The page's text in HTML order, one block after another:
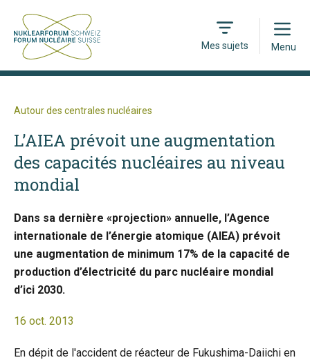
Mes sujets
Open
Menu
Autour des centrales nucléaires
L’AIEA prévoit une augmentation
des capacités nucléaires au niveau
mondial
Dans sa dernière «projection» annuelle, l’Agence
internationale de l’énergie atomique (AIEA) prévoit
une augmentation de minimum 17% de la capacité de
production d’électricité du parc nucléaire mondial
d’ici 2030.
16 oct. 2013
En dépit de l'accident de réacteur de Fukushima-Daiichi en